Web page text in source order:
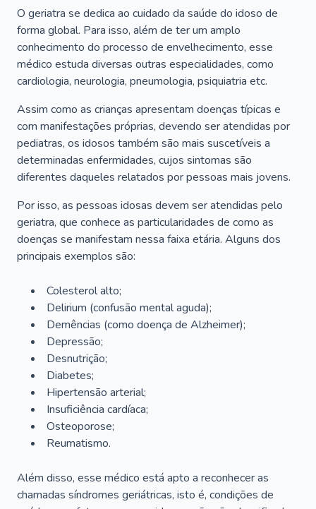
O geriatra se dedica ao cuidado da saúde do idoso de
forma global. Para isso, além de ter um amplo
conhecimento do processo de envelhecimento, esse
médico estuda diversas outras especialidades, como
cardiologia, neurologia, pneumologia, psiquiatria etc.
Assim como as crianças apresentam doenças típicas e
com manifestações próprias, devendo ser atendidas por
pediatras, os idosos também são mais suscetíveis a
determinadas enfermidades, cujos sintomas são
diferentes daqueles relatados por pessoas mais jovens.
Por isso, as pessoas idosas devem ser atendidas pelo
geriatra, que conhece as particularidades de como as
doenças se manifestam nessa faixa etária. Alguns dos
principais exemplos são:
Colesterol alto;
Delirium (confusão mental aguda);
Demências (como doença de Alzheimer);
Depressão;
Desnutrição;
Diabetes;
Hipertensão arterial;
Insuficiência cardíaca;
Osteoporose;
Reumatismo.
Além disso, esse médico está apto a reconhecer as
chamadas síndromes geriátricas, isto é, condições de